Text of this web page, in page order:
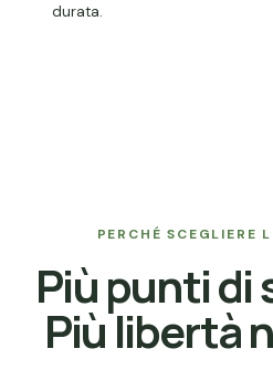
durata.
PERCHÉ SCEGLIERE
Più punti di
Più libertà